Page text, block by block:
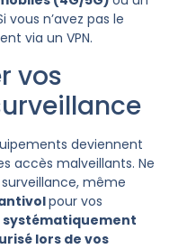
vous n’avez pas le
via un VPN.
vos
deviennent
accès malveillants. Ne
même
pour vos
systématiquement
lors de vos